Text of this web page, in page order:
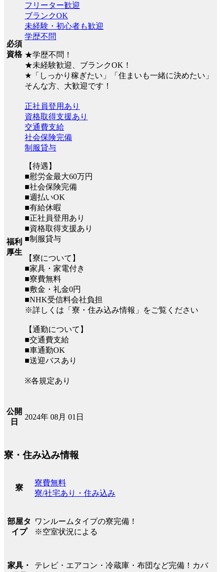
必須
資格
フリーター歓迎
ブランクOK
未経験・初心者も歓迎
学歴不問
★学歴不問！
★未経験歓迎、ブランクOK！
★「しっかり稼ぎたい」「住まいも一緒に決めたい」
そんな方、大歓迎です！
福利
厚生
正社員登用あり
資格取得支援あり
交通費支給
社会保険完備
制服貸与
【待遇】
■慰労金最大60万円
■社会保険完備
■週払いOK
■有給休暇
■正社員登用あり
■資格取得支援あり
■制服貸与
【寮について】
■家具・家電付き
■寮費無料
■敷金・礼金0円
■NHK受信料会社負担
※詳しくは「寮・住み込み情報」をご覧ください
【通勤について】
■交通費支給
■車通勤OK
■送迎バスあり
※各規定あり
公開
日
2024年 08月 01日
寮・住み込み情報
寮
寮費無料
寮/社宅あり・住み込み
部屋タ
イプ
ワンルームタイプの寮完備！
※空室状況による
家具・
テレビ・エアコン・冷蔵庫・布団など完備！カバ